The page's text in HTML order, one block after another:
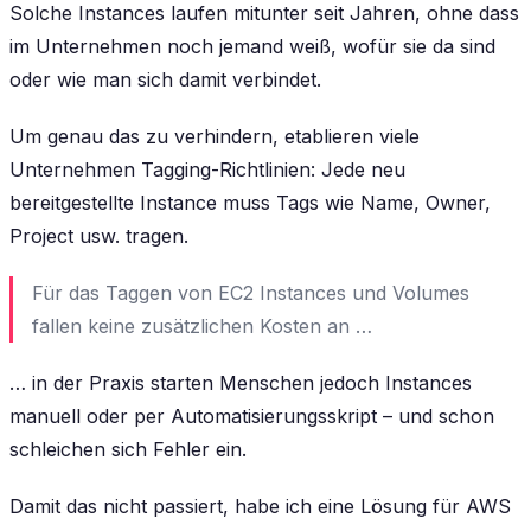
Solche Instances laufen mitunter seit Jahren, ohne dass
im Unternehmen noch jemand weiß, wofür sie da sind
oder wie man sich damit verbindet.
Um genau das zu verhindern, etablieren viele
Unternehmen Tagging-Richtlinien: Jede neu
bereitgestellte Instance muss Tags wie Name, Owner,
Project usw. tragen.
Für das Taggen von EC2 Instances und Volumes
fallen keine zusätzlichen Kosten an …
… in der Praxis starten Menschen jedoch Instances
manuell oder per Automatisierungsskript – und schon
schleichen sich Fehler ein.
Damit das nicht passiert, habe ich eine Lösung für AWS